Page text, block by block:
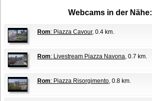
Webcams in der Nähe:
Rom: Piazza Cavour, 0.4 km.
Rom: Livestream Piazza Navona , 0.7 km.
Rom: Piazza Risorgimento , 0.8 km.